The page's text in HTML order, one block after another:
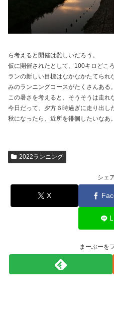
ら考えると開催は難しいだろう。
仮に開催されたとして、100キロどこ
ランの新しい目標はなかなかたてら
みのランニングコースがたくさんある。
この暑さを考えると、そうそうは走れ
今日だって、夕方６時過ぎに走り出し
秋になったら、近所を徘徊したいなあ。
2022ランニング
シェ
X
まーぶーを